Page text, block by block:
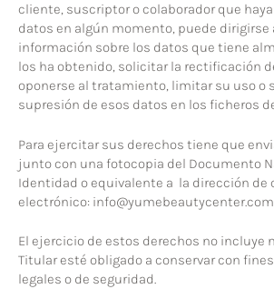
cliente, suscriptor o colaborador que
datos en algún momento, puede dirigirse
información sobre los datos que tiene
los ha obtenido, solicitar la rectificación
oponerse al tratamiento, limitar su uso o
supresión de esos datos en los ficheros
Para ejercitar sus derechos tiene que
junto con una fotocopia del Documento
Identidad o equivalente a la dirección de
electrónico: info@yumebeautycenter.com
El ejercicio de estos derechos no incluye
Titular esté obligado a conservar con
legales o de seguridad.